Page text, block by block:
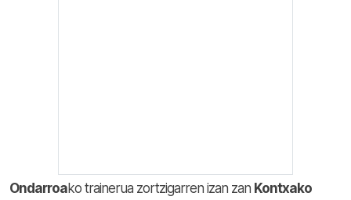
Ondarroako trainerua zortzigarren izan zan Kontxako